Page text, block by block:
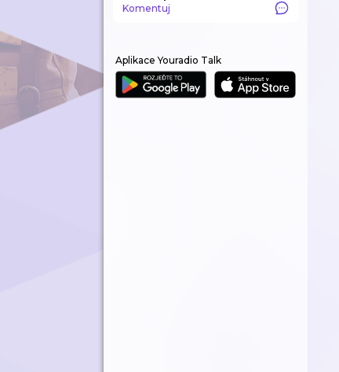
Komentuj
Aplikace Youradio Talk